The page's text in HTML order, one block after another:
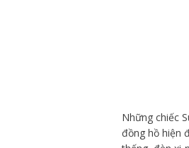
Những chiếc
đồng hồ hiện